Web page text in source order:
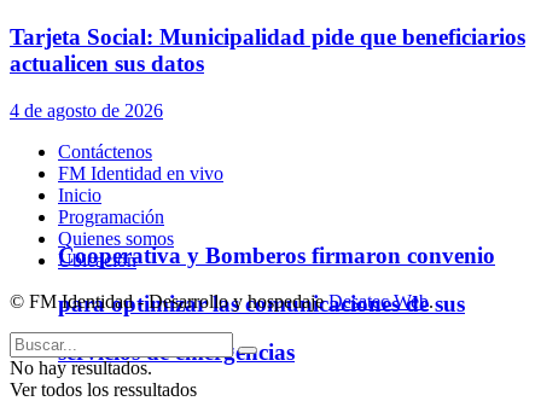
Cooperativa y Bomberos firmaron convenio
para optimizar las comunicaciones de sus
servicios de emergencias
Tarjeta Social: Municipalidad pide que beneficiarios
actualicen sus datos
4 de agosto de 2026
Contáctenos
FM Identidad en vivo
Inicio
Programación
Quienes somos
Ubicación
© FM Identidad - Desarrollo y hospedajeDesatec Web.
No hay resultados.
Ver todos los ressultados